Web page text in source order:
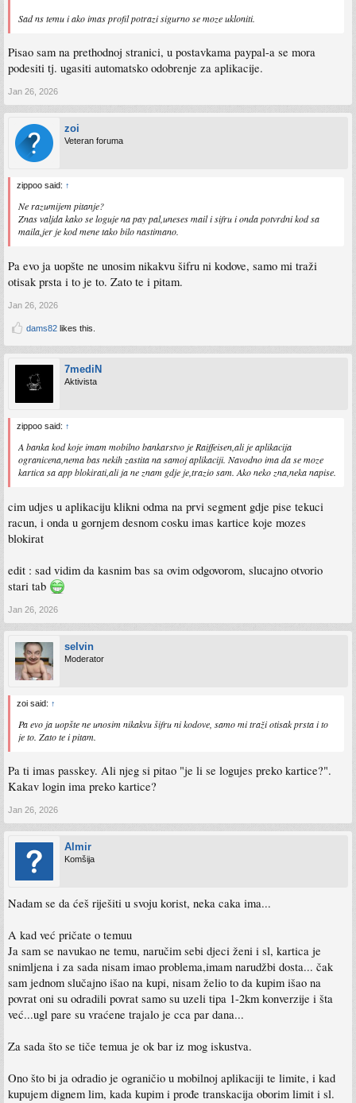
Sad ns temu i ako imas profil potrazi sigurno se moze ukloniti.
Pisao sam na prethodnoj stranici, u postavkama paypal-a se mora
podesiti tj. ugasiti automatsko odobrenje za aplikacije.
Jan 26, 2026
zoi
Veteran foruma
zippoo said: ↑
Ne razumijem pitanje?
Znas valjda kako se loguje na pay pal,uneses mail i sifru i onda potvrdni kod sa
maila,jer je kod mene tako bilo nastimano.
Pa evo ja uopšte ne unosim nikakvu šifru ni kodove, samo mi traži
otisak prsta i to je to. Zato te i pitam.
Jan 26, 2026
dams82 likes this.
7mediN
Aktivista
zippoo said: ↑
A banka kod koje imam mobilno bankarstvo je Raiffeisen,ali je aplikacija
ogranicena,nema bas nekih zastita na samoj aplikaciji. Navodno ima da se moze
kartica sa app blokirati,ali ja ne znam gdje je,trazio sam. Ako neko zna,neka napise.
cim udjes u aplikaciju klikni odma na prvi segment gdje pise tekuci
racun, i onda u gornjem desnom cosku imas kartice koje mozes
blokirat
edit : sad vidim da kasnim bas sa ovim odgovorom, slucajno otvorio
stari tab
Jan 26, 2026
selvin
Moderator
zoi said: ↑
Pa evo ja uopšte ne unosim nikakvu šifru ni kodove, samo mi traži otisak prsta i to
je to. Zato te i pitam.
Pa ti imas passkey. Ali njeg si pitao "je li se logujes preko kartice?".
Kakav login ima preko kartice?
Jan 26, 2026
Almir
Komšija
Nadam se da ćeš riješiti u svoju korist, neka caka ima...
A kad već pričate o temuu
Ja sam se navukao ne temu, naručim sebi djeci ženi i sl, kartica je
snimljena i za sada nisam imao problema,imam narudžbi dosta... čak
sam jednom slučajno išao na kupi, nisam želio to da kupim išao na
povrat oni su odradili povrat samo su uzeli tipa 1-2km konverzije i šta
već...ugl pare su vraćene trajalo je cca par dana...
Za sada što se tiče temua je ok bar iz mog iskustva.
Ono što bi ja odradio je ograničio u mobilnoj aplikaciji te limite, i kad
kupujem dignem lim, kada kupim i prođe transkacija oborim limit i sl.